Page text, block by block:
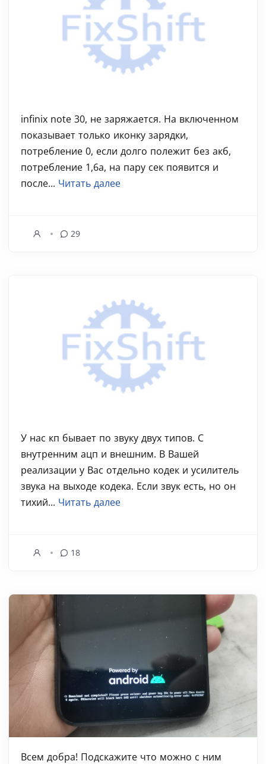
infinix note 30, не заряжается. На включенном
показывает только иконку зарядки,
потребление 0, если долго полежит без акб,
потребление 1,6а, на пару сек появится и
после... Читать далее
29
У нас кп бывает по звуку двух типов. С
внутренним ацп и внешним. В Вашей
реализации у Вас отдельно кодек и усилитель
звука на выходе кодека. Если звук есть, но он
тихий... Читать далее
18
Всем добра! Подскажите что можно с ним